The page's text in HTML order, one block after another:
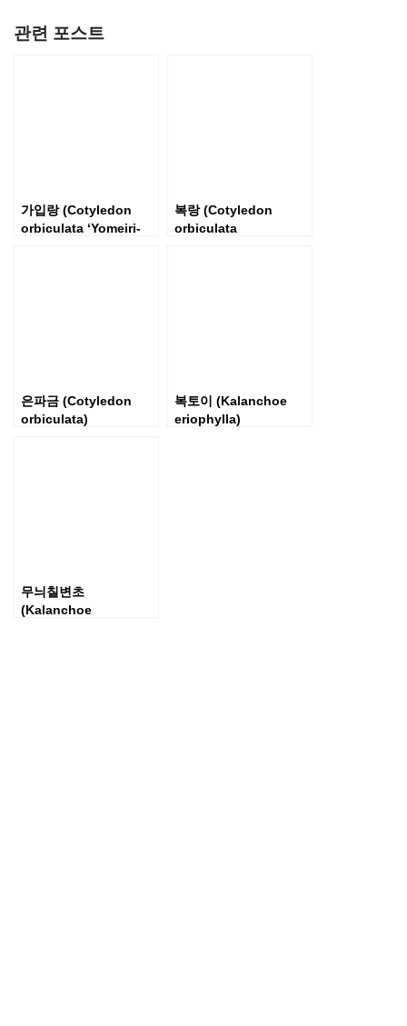
관련 포스트
가입랑 (Cotyledon
orbiculata ‘Yomeiri-
복랑 (Cotyledon
orbiculata
은파금 (Cotyledon
orbiculata)
복토이 (Kalanchoe
eriophylla)
무늬칠변초
(Kalanchoe